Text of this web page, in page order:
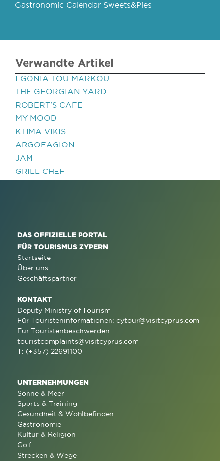
Gastronomic Calendar Sweets&Pies
Verwandte Artikel
I GONIA TOU MARKOU
THE GEORGIAN YARD
ROBERT'S CAFE
MY MOOD
KTIMA VIKIS
ARGOFAGION
JAM
GRILL CHEF
DAS OFFIZIELLE PORTAL
FÜR TOURISMUS ZYPERN
Startseite
Über uns
Geschäftspartner
KONTAKT
Deputy Ministry of Tourism
Für Touristeninformationen: cytour@visitcyprus.com
Für Touristenbeschwerden:
touristcomplaints@visitcyprus.com
T: (+357) 22691100
UNTERNEHMUNGEN
Sonne & Meer
Sports & Training
Gesundheit & Wohlbefinden
Gastronomie
Kultur & Religion
Golf
Strecken & Wege